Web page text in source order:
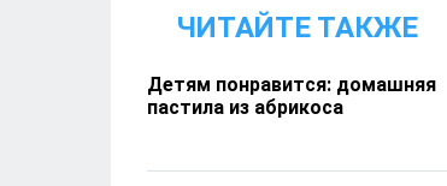
ЧИТАЙТЕ ТАКЖЕ
Детям понравится: домашняя
пастила из абрикоса